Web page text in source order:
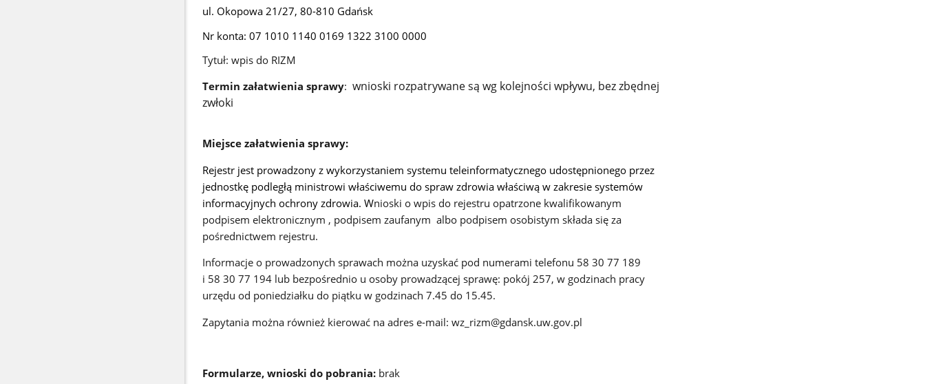
ul. Okopowa 21/27, 80-810 Gdańsk
Nr konta: 07 1010 1140 0169 1322 3100 0000
Tytuł: wpis do RIZM
Termin załatwienia sprawy: wnioski rozpatrywane są wg kolejności wpływu, bez zbędnej
zwłoki
Miejsce załatwienia sprawy:
Rejestr jest prowadzony z wykorzystaniem systemu teleinformatycznego udostępnionego przez
jednostkę podległą ministrowi właściwemu do spraw zdrowia właściwą w zakresie systemów
informacyjnych ochrony zdrowia. Wnioski o wpis do rejestru opatrzone kwalifikowanym
podpisem elektronicznym , podpisem zaufanym albo podpisem osobistym składa się za
pośrednictwem rejestru.
Informacje o prowadzonych sprawach można uzyskać pod numerami telefonu 58 30 77 189
i 58 30 77 194 lub bezpośrednio u osoby prowadzącej sprawę: pokój 257, w godzinach pracy
urzędu od poniedziałku do piątku w godzinach 7.45 do 15.45.
Zapytania można również kierować na adres e-mail: wz_rizm@gdansk.uw.gov.pl
Formularze, wnioski do pobrania:brak